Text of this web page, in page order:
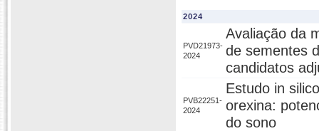
2024
PVD21973-
2024
Avaliação da
de sementes
candidatos
PVB22251-
2024
Estudo in
orexina:
do sono